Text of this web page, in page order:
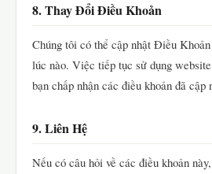
8. Thay Đổi Điều Khoản
Chúng tôi có thể cập nhật Điều
lúc nào. Việc tiếp tục sử dụng
bạn chấp nhận các điều khoản đã cập
9. Liên Hệ
Nếu có câu hỏi về các điều khoản